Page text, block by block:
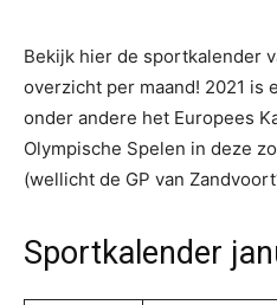
Bekijk hier de sportkalender
overzicht per maand! 2021 is
onder andere het Europees
Olympische Spelen in deze
(wellicht de GP van
Sportkalender